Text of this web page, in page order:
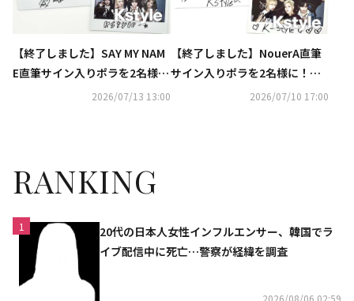
【終了しました】SAY MY NAM
E直筆サイン入りポラを2名様
に！「Kstyle PARTY 2026」DA
2026/07/13 13:00
【終了しました】NouerA直筆
サイン入りポラを2名様に！「K
style PARTY 2026」DAY1出演
2026/07/10 17:00
RANKING
1
20代の日本人女性インフルエンサー、韓国でラ
イブ配信中に死亡…警察が経緯を調査